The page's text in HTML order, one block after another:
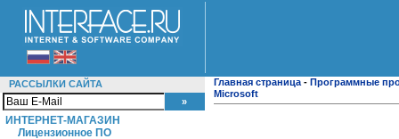
РАССЫЛКИ САЙТА
ИНТЕРНЕТ-МАГАЗИН
Лицензионное ПО
Главная страница - Программные
Microsoft